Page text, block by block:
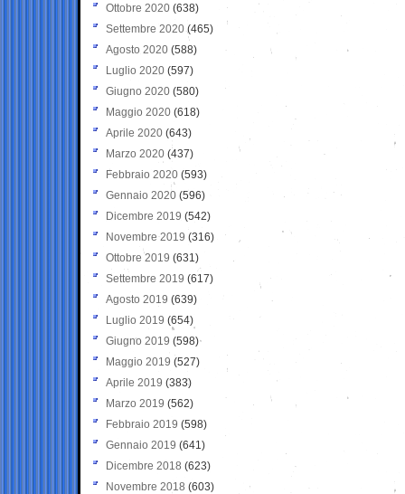
Ottobre 2020 (638)
Settembre 2020(465)
Agosto 2020 (588)
Luglio 2020 (597)
Giugno 2020 (580)
Maggio 2020 (618)
Aprile 2020 (643)
Marzo 2020 (437)
Febbraio 2020 (593)
Gennaio 2020 (596)
Dicembre 2019 (542)
Novembre 2019 (316)
Ottobre 2019 (631)
Settembre 2019 (617)
Agosto 2019 (639)
Luglio 2019 (654)
Giugno 2019 (598)
Maggio 2019 (527)
Aprile 2019 (383)
Marzo 2019 (562)
Febbraio 2019 (598)
Gennaio 2019 (641)
Dicembre 2018 (623)
Novembre 2018 (603)